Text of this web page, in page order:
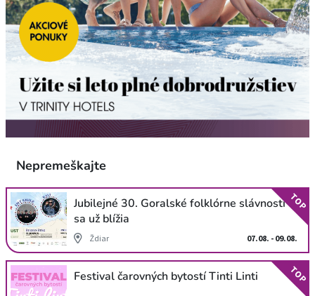
Nepremeškajte
Jubilejné 30. Goralské folklórne slávnosti
sa už blížia
Ždiar 07.08. - 09.08.
TOP
Festival čarovných bytostí Tinti Linti TOP